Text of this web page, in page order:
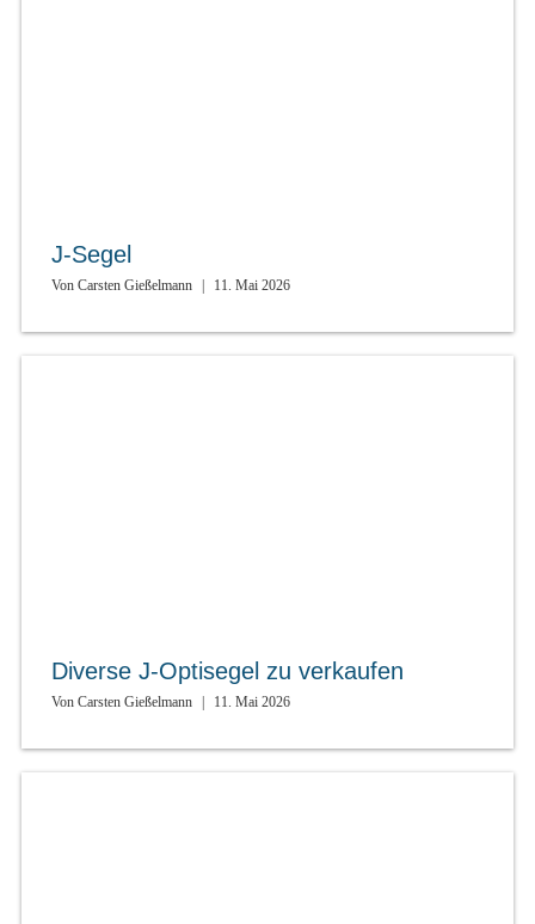
J-Segel
Von Carsten Gießelmann | 11. Mai 2026
Diverse J-Optisegel zu verkaufen
Von Carsten Gießelmann 11. Mai 2026